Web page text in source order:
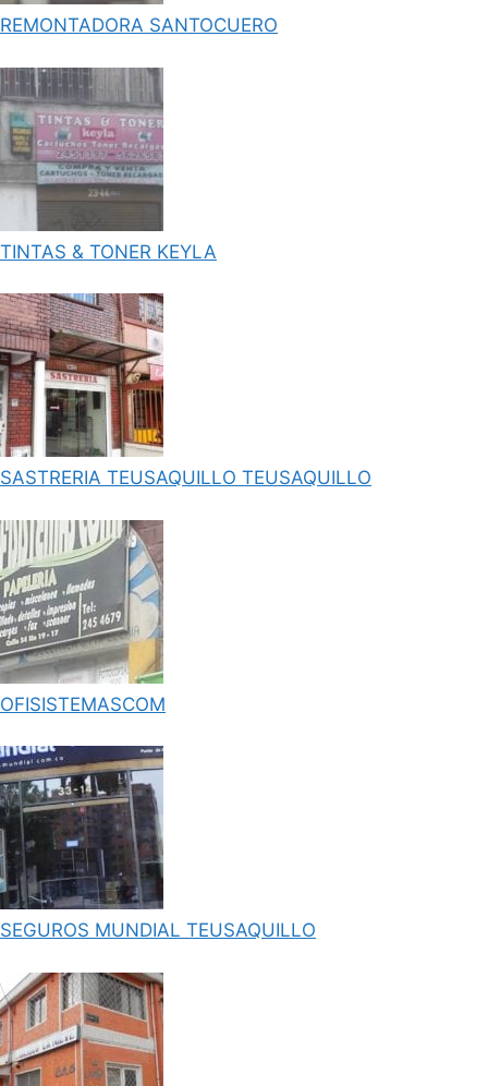
REMONTADORA SANTOCUERO
TINTAS & TONER KEYLA
SASTRERIA TEUSAQUILLO TEUSAQUILLO
OFISISTEMASCOM
SEGUROS MUNDIAL TEUSAQUILLO